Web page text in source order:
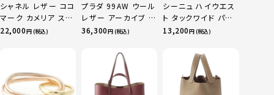
シャネル レザー ココ
マーク カメリア スエ
ード サンダル ベージ
22,000円 (税込)
プラダ 99AW ウール
レザー アーカイブ ワ
ン ショルダーバッグ
36,300円 (税込)
シーニュ ハイウエス
ト タックワイド パン
ツ ボトムス オフホワ
13,200円 (税込)